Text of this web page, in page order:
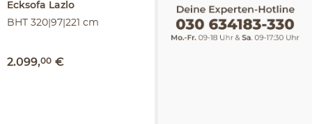
Ecksofa Lazlo
BHT 320|97|221 cm
2.099,00 €